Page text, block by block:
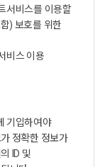
서비스를 이용할
) 보호를 위한
비스 이용
기입하여야
정확한 정보가
ID 및